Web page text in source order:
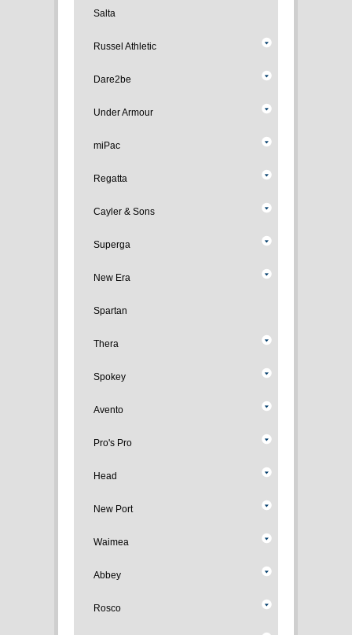
Salta
Russel Athletic
Dare2be
Under Armour
miPac
Regatta
Cayler & Sons
Superga
New Era
Spartan
Thera
Spokey
Avento
Pro's Pro
Head
New Port
Waimea
Abbey
Rosco